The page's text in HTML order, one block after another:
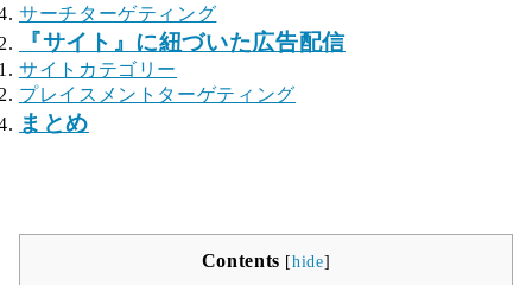
サーチターゲティング
『サイト』に紐づいた広告配信
サイトカテゴリー
プレイスメントターゲティング
まとめ
Contents [hide]